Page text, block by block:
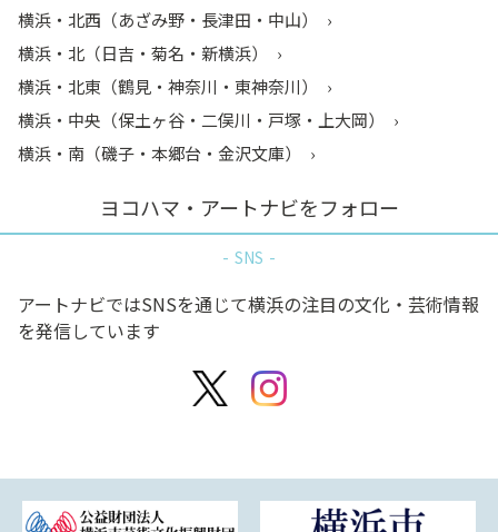
横浜・北西（あざみ野・長津田・中山）
横浜・北（日吉・菊名・新横浜）
横浜・北東（鶴見・神奈川・東神奈川）
横浜・中央（保土ヶ谷・二俣川・戸塚・上大岡）
横浜・南（磯子・本郷台・金沢文庫）
ヨコハマ・アートナビをフォロー
SNS
アートナビではSNSを通じて横浜の注目の文化・芸術情報
を発信しています